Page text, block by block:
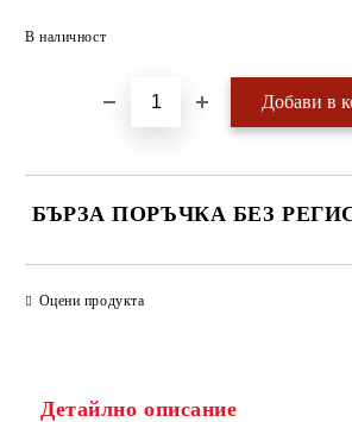
В наличност
БЪРЗА ПОРЪЧКА БЕЗ
Оцени продукта
Детайлно описание